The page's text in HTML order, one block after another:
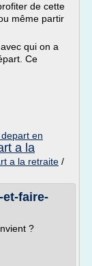
de cette
même partir
qui on a
Ce
en
a la
a la retraite /
et-faire-
?